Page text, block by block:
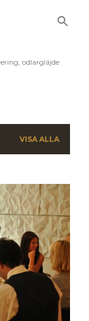
odlargläjde
VISA ALLA